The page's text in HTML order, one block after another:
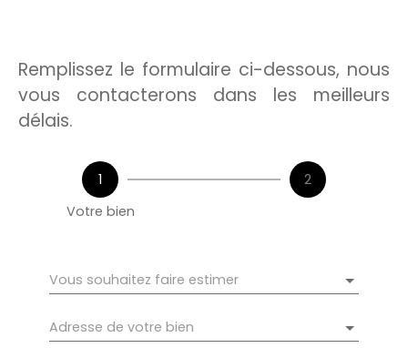
Remplissez le formulaire ci-dessous, nous
vous contacterons dans les meilleurs
délais.
1
Votre bien
2
Vous souhaitez faire estimer
Adresse de votre bien